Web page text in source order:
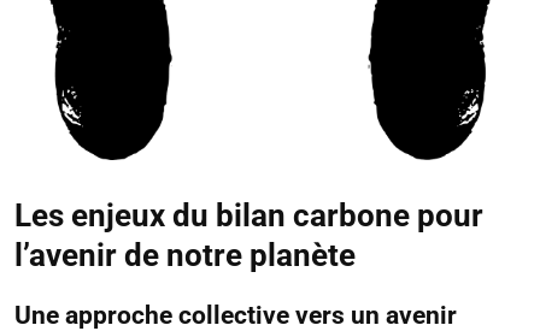
Les enjeux du bilan carbone pour
l’avenir de notre planète
Une approche collective vers un avenir